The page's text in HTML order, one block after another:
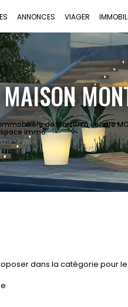
ANNONCES VIAGER
de Maison à vendre
immo.
dans la catégorie pour